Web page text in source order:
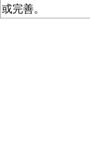
或完善。